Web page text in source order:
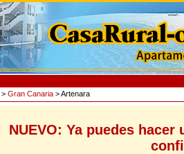
> Gran Canaria > Artenara
NUEVO: Ya puedes